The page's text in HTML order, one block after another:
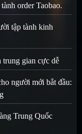
order Taobao.
tập tành kinh
trung gian cực dễ
người mới bắt đầu:
Trung Quốc